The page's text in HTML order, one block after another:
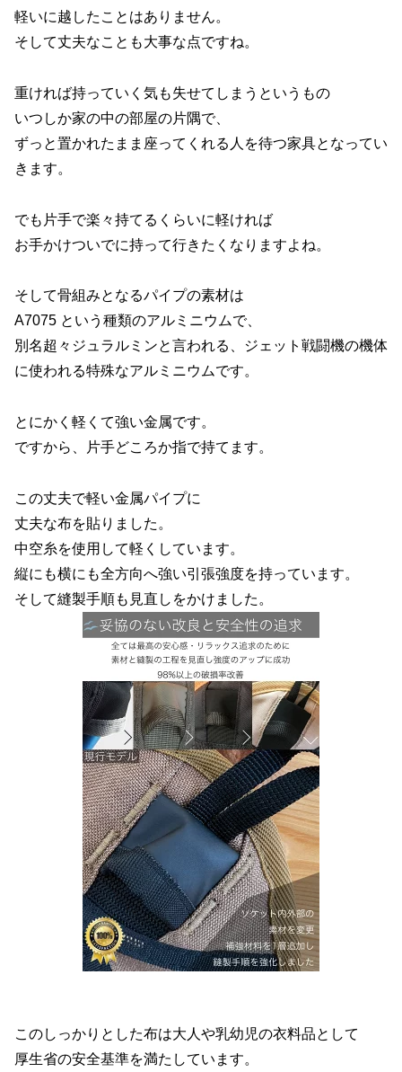
軽いに越したことはありません。
そして丈夫なことも大事な点ですね。
重ければ持っていく気も失せてしまうというもの
いつしか家の中の部屋の片隅で、
ずっと置かれたまま座ってくれる人を待つ家具となってい
きます。
でも片手で楽々持てるくらいに軽ければ
お手かけついでに持って行きたくなりますよね。
そして骨組みとなるパイプの素材は
A7075 という種類のアルミニウムで、
別名超々ジュラルミンと言われる、ジェット戦闘機の機体
に使われる特殊なアルミニウムです。
とにかく軽くて強い金属です。
ですから、片手どころか指で持てます。
この丈夫で軽い金属パイプに
丈夫な布を貼りました。
中空糸を使用して軽くしています。
縦にも横にも全方向へ強い引張強度を持っています。
そして縫製手順も見直しをかけました。
このしっかりとした布は大人や乳幼児の衣料品として
厚生省の安全基準を満たしています。